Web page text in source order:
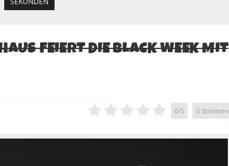
FEIERT DIE BLACK WEEK MIT
0/5 0Stimmen